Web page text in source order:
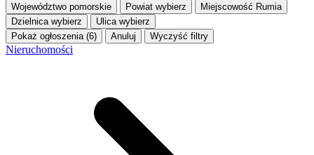
Województwo pomorskie Powiat wybierz Miejscowość Rumia
Dzielnica wybierz Ulica wybierz
Pokaż ogłoszenia (6)
Anuluj Wyczyść filtry
Nieruchomości